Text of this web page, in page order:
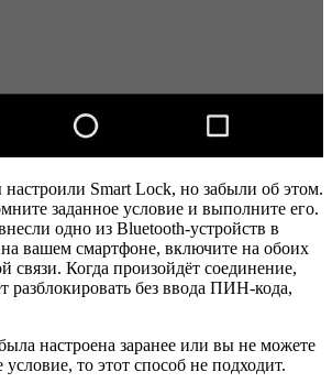
Smart Lock, но забыли об этом.
заданное условие и выполните его.
одно из Bluetooth-устройств в
вашем смартфоне, включите на обоих
связи. Когда произойдёт соединение,
разблокировать без ввода ПИН-кода,
настроена заранее или вы не можете
то этот способ не подходит.